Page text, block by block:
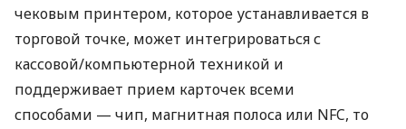
чековым принтером, которое устанавливается в
торговой точке, может интегрироваться с
кассовой/компьютерной техникой и
поддерживает прием карточек всеми
способами — чип, магнитная полоса или NFC, то